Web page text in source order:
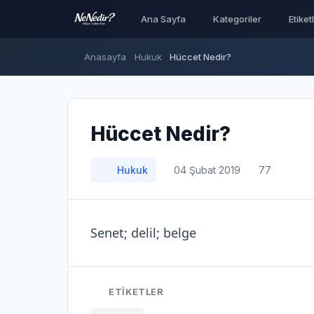
Ana Sayfa Kategoriler
Anasayfa Hukuk Hüccet Nedir?
Hüccet Nedir?
Hukuk 04 Şubat 2019 77
Senet; delil; belge
ETIKETLER